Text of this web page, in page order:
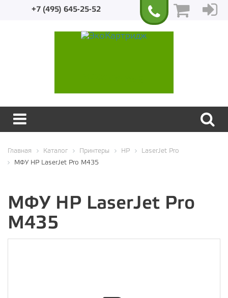
+7 (495) 645-25-52
Главная Каталог Принтеры HP LaserJet Pro
МФУ HP LaserJet Pro M435
МФУ HP LaserJet Pro
M435